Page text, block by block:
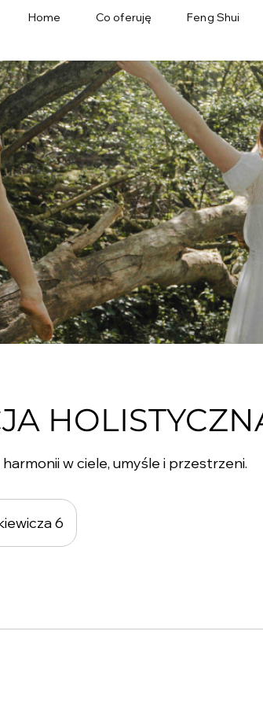
Home Co oferuję Feng Shui
w ciele, umyśle i przestrzeni.
6